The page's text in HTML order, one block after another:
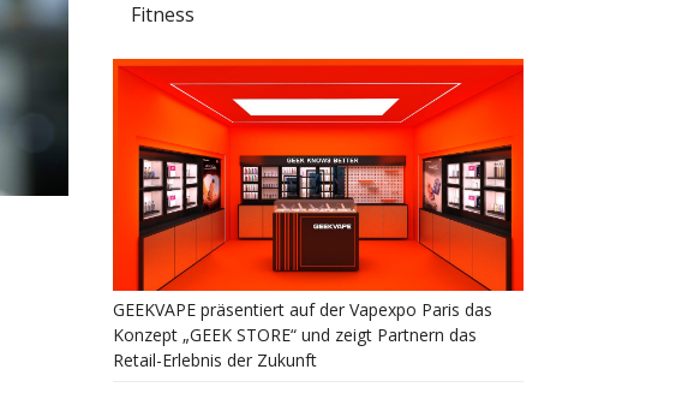
Fitness
GEEKVAPE präsentiert auf der Vapexpo Paris das
Konzept „GEEK STORE“ und zeigt Partnern das
Retail-Erlebnis der Zukunft